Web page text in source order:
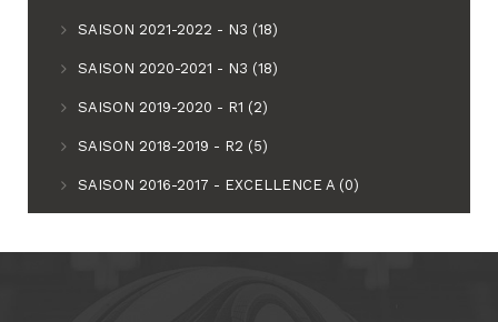
SAISON 2021-2022 - N3 (18)
SAISON 2020-2021 - N3 (18)
SAISON 2019-2020 - R1 (2)
SAISON 2018-2019 - R2 (5)
SAISON 2016-2017 - EXCELLENCE A (0)